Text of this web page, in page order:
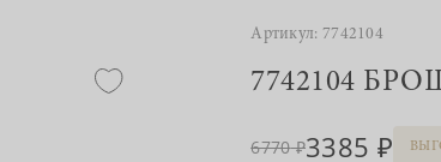
Артикул: 7742104
7742104
6770 3385